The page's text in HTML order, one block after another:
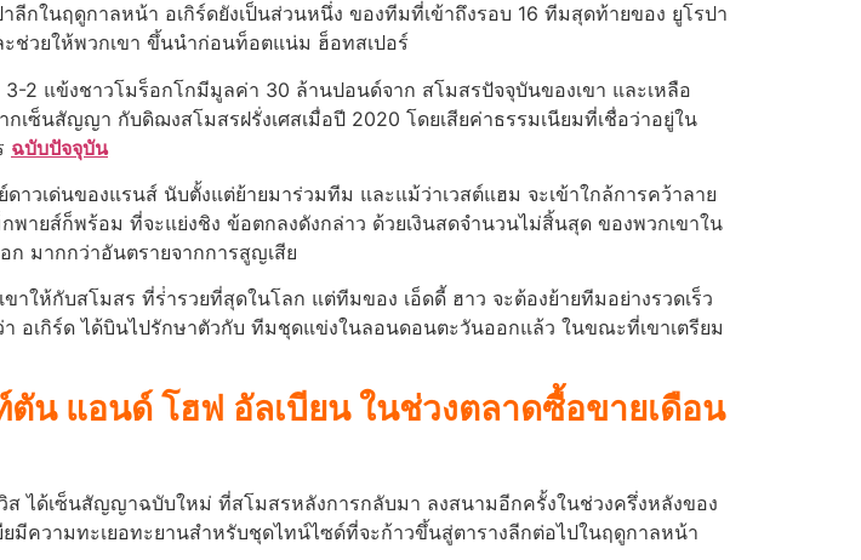
กในฤดูกาลหน้า อเกิร์ดยังเป็นส่วนหนึ่ง ของทีมที่เข้าถึงรอบ 16 ทีมสุดท้ายของ ยูโรปา
ช่วยให้พวกเขา ขึ้นนําก่อนท็อตแน่ม ฮ็อทสเปอร์
2 แข้งชาวโมร็อกโกมีมูลค่า 30 ล้านปอนด์จาก สโมสรปัจจุบันของเขา และเหลือ
ซ็นสัญญา กับดิฌงสโมสรฝรั่งเศสเมื่อปี 2020 โดยเสียค่าธรรมเนียมที่เชื่อว่าอยู่ใน
ฉบับปัจจุบัน
าวเด่นของแรนส์ นับตั้งแต่ย้ายมาร่วมทีม และแม้ว่าเวสต์แฮม จะเข้าใกล้การคว้าลาย
พายส์ก็พร้อม ที่จะแย่งชิง ข้อตกลงดังกล่าว ด้วยเงินสดจํานวนไม่สิ้นสุด ของพวกเขาใน
ก มากกว่าอันตรายจากการสูญเสีย
าให้กับสโมสร ที่ร่ํารวยที่สุดในโลก แต่ทีมของ เอ็ดดี้ ฮาว จะต้องย้ายทีมอย่างรวดเร็ว
อเกิร์ด ได้บินไปรักษาตัวกับ ทีมชุดแข่งในลอนดอนตะวันออกแล้ว ในขณะที่เขาเตรียม
น แอนด์ โฮฟ อัลเบียน ในช่วงตลาดซื้อขายเดือน
ได้เซ็นสัญญาฉบับใหม่ ที่สโมสรหลังการกลับมา ลงสนามอีกครั้งในช่วงครึ่งหลังของ
ความทะเยอทะยานสําหรับชุดไทน์ไซด์ที่จะก้าวขึ้นสู่ตารางลีกต่อไปในฤดูกาลหน้า